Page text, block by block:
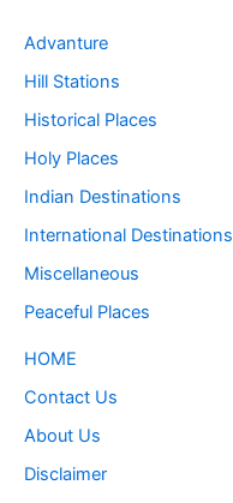
Advanture
Hill Stations
Historical Places
Holy Places
Indian Destinations
International Destinations
Miscellaneous
Peaceful Places
HOME
Contact Us
About Us
Disclaimer